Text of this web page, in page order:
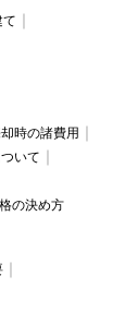
て
時の諸費用
いて
の決め方